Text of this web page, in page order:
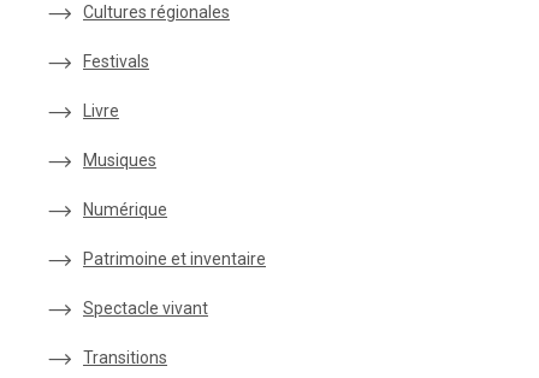
Cultures régionales
Festivals
Livre
Musiques
Numérique
Patrimoine et inventaire
Spectacle vivant
Transitions